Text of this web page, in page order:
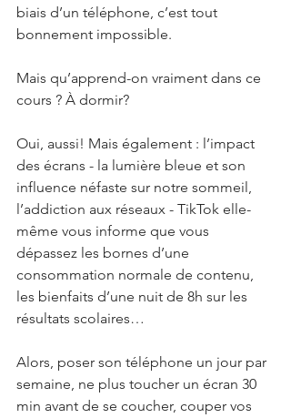
biais d’un téléphone, c’est tout
bonnement impossible.
Mais qu’apprend-on vraiment dans ce
cours ? À dormir?
Oui, aussi! Mais également : l’impact
des écrans - la lumière bleue et son
influence néfaste sur notre sommeil,
l’addiction aux réseaux - TikTok elle-
même vous informe que vous
dépassez les bornes d’une
consommation normale de contenu,
les bienfaits d’une nuit de 8h sur les
résultats scolaires…
Alors, poser son téléphone un jour par
semaine, ne plus toucher un écran 30
min avant de se coucher, couper vos